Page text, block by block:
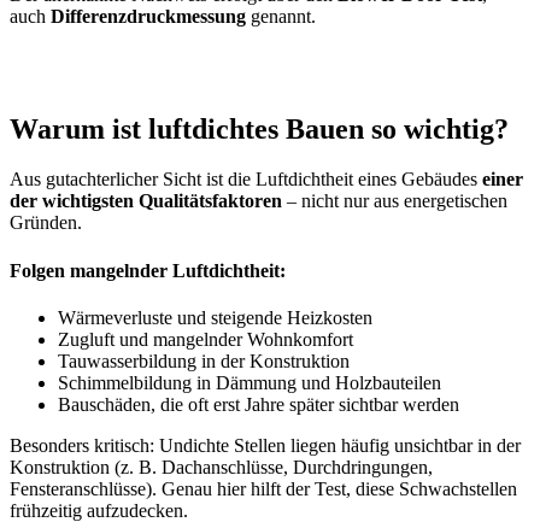
auch Differenzdruckmessung genannt.
Warum ist luftdichtes Bauen so wichtig?
Aus gutachterlicher Sicht ist die Luftdichtheit eines Gebäudes einer
der wichtigsten Qualitätsfaktoren – nicht nur aus energetischen
Gründen.
Folgen mangelnder Luftdichtheit:
Wärmeverluste und steigende Heizkosten
Zugluft und mangelnder Wohnkomfort
Tauwasserbildung in der Konstruktion
Schimmelbildung in Dämmung und Holzbauteilen
Bauschäden, die oft erst Jahre später sichtbar werden
Besonders kritisch: Undichte Stellen liegen häufig unsichtbar in der
Konstruktion (z. B. Dachanschlüsse, Durchdringungen,
Fensteranschlüsse). Genau hier hilft der Test, diese Schwachstellen
frühzeitig aufzudecken.